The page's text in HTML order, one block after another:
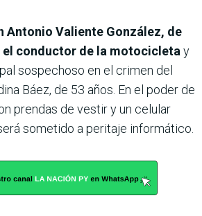
Antonio Valiente González, de
el conductor de la motocicletay
sospechoso en el crimen del
Báez, de 53 años. En el poder de
prendas de vestir y un celular
sometido a peritaje informático.